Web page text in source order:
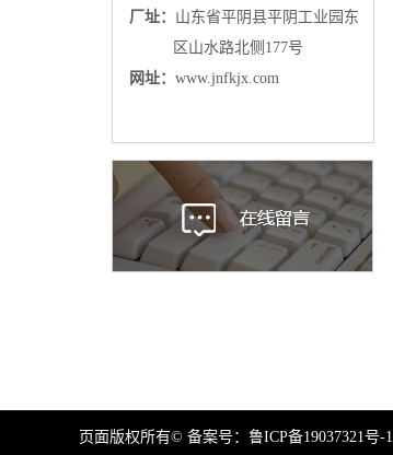
厂址： 山东省平阴县平阴工业园东
区山水路北侧177号
网址： www.jnfkjx.com
页面版权所有© 备案号： 鲁ICP备19037321号-1